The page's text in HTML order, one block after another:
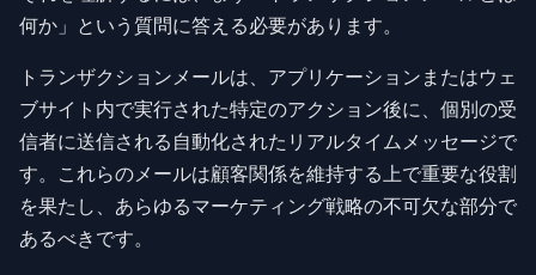
何か」という質問に答える必要があります。
トランザクションメールは、アプリケーションまたはウェ
ブサイト内で実行された特定のアクション後に、個別の受
信者に送信される自動化されたリアルタイムメッセージで
す。これらのメールは顧客関係を維持する上で重要な役割
を果たし、あらゆるマーケティング戦略の不可欠な部分で
あるべきです。